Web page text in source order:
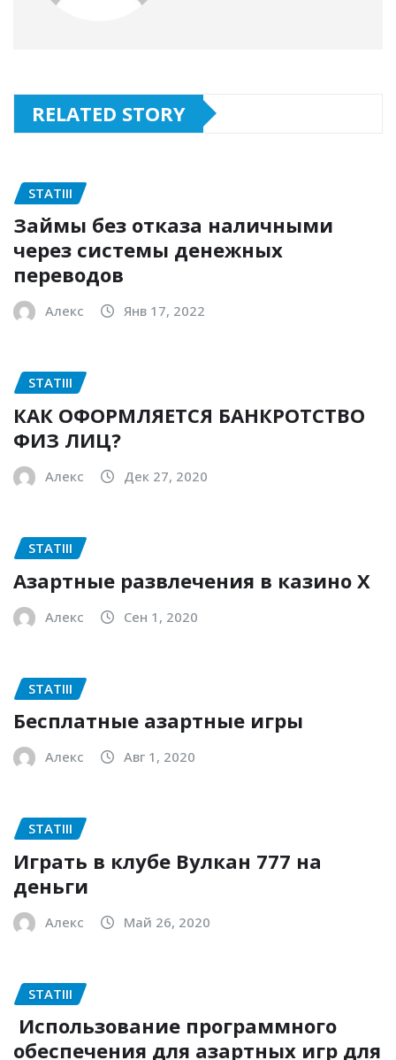
RELATED STORY
STATIII
Займы без отказа наличными
через системы денежных
переводов
Алекс Янв 17, 2022
STATIII
КАК ОФОРМЛЯЕТСЯ БАНКРОТСТВО
ФИЗ ЛИЦ?
Алекс Дек 27, 2020
STATIII
Азартные развлечения в казино Х
Алекс Сен 1, 2020
STATIII
Бесплатные азартные игры
Алекс Авг 1, 2020
STATIII
Играть в клубе Вулкан 777 на
деньги
Алекс Май 26, 2020
STATIII
Использование программного
обеспечения для азартных игр для